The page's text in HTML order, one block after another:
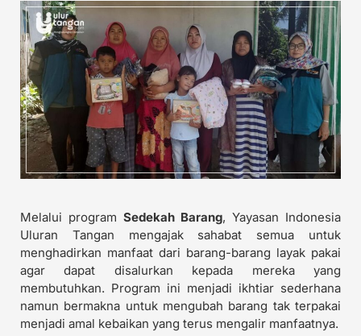
Melalui program Sedekah Barang, Yayasan Indonesia
Uluran Tangan mengajak sahabat semua untuk
menghadirkan manfaat dari barang-barang layak pakai
agar dapat disalurkan kepada mereka yang
membutuhkan. Program ini menjadi ikhtiar sederhana
namun bermakna untuk mengubah barang tak terpakai
menjadi amal kebaikan yang terus mengalir manfaatnya.